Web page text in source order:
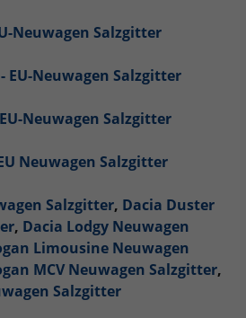
Neuwagen Salzgitter
EU-Neuwagen Salzgitter
Neuwagen Salzgitter
Neuwagen Salzgitter
Salzgitter, Dacia Duster
, Dacia Lodgy Neuwagen
Limousine Neuwagen
MCV Neuwagen Salzgitter,
Salzgitter